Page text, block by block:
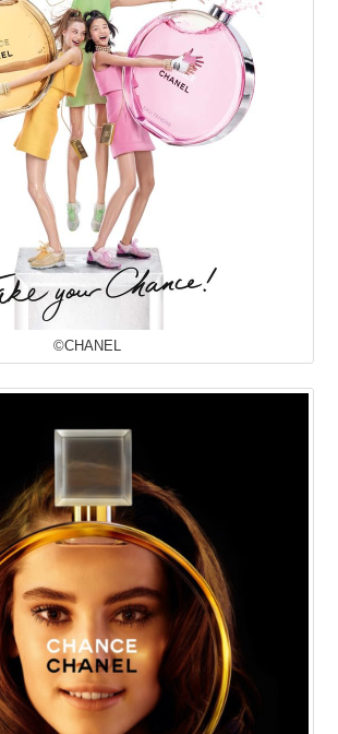
©CHANEL